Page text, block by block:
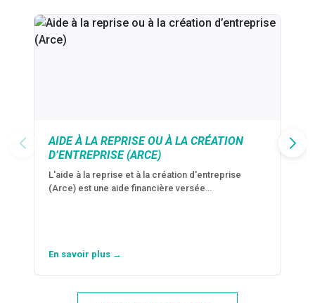
AIDE À LA REPRISE OU À LA CRÉATION
D’ENTREPRISE (ARCE)
L'aide à la reprise et à la création d'entreprise
(Arce) est une aide financière versée…
En savoir plus →